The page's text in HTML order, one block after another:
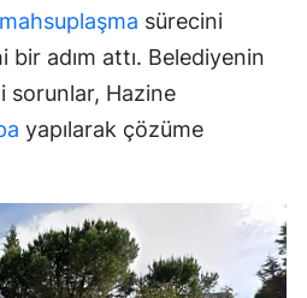
mahsuplaşma sürecini
bir adım attı. Belediyenin
sorunlar, Hazine
yapılarak çözüme